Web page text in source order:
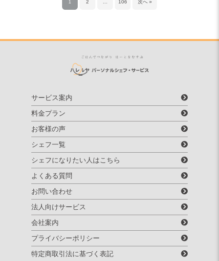
1 2 106 次へ »
サービス案内
料金プラン
お客様の声
シェフ一覧
シェフになりたい人はこちら
よくある質問
お問い合わせ
法人向けサービス
会社案内
プライバシーポリシー
特定商取引法に基づく表記